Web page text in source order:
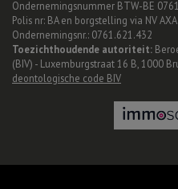
Ondernemingsnummer BTW-BE
Polis nr: BA en borgstelling via NV
Ondernemingsnr.: 0761.621.432
Toezichthoudende autoriteit:
(BIV) - Luxemburgstraat 16 B, 1000
deontologische code BIV